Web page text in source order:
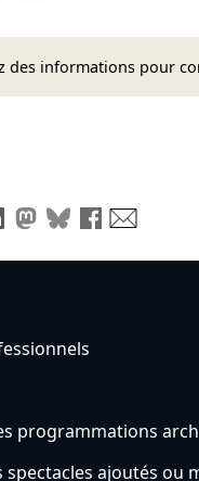
des informations pour
le lien
Partager sur LinkedIn
Partager sur
Partager sur
Partager
programmations
spectacles ajoutés ou